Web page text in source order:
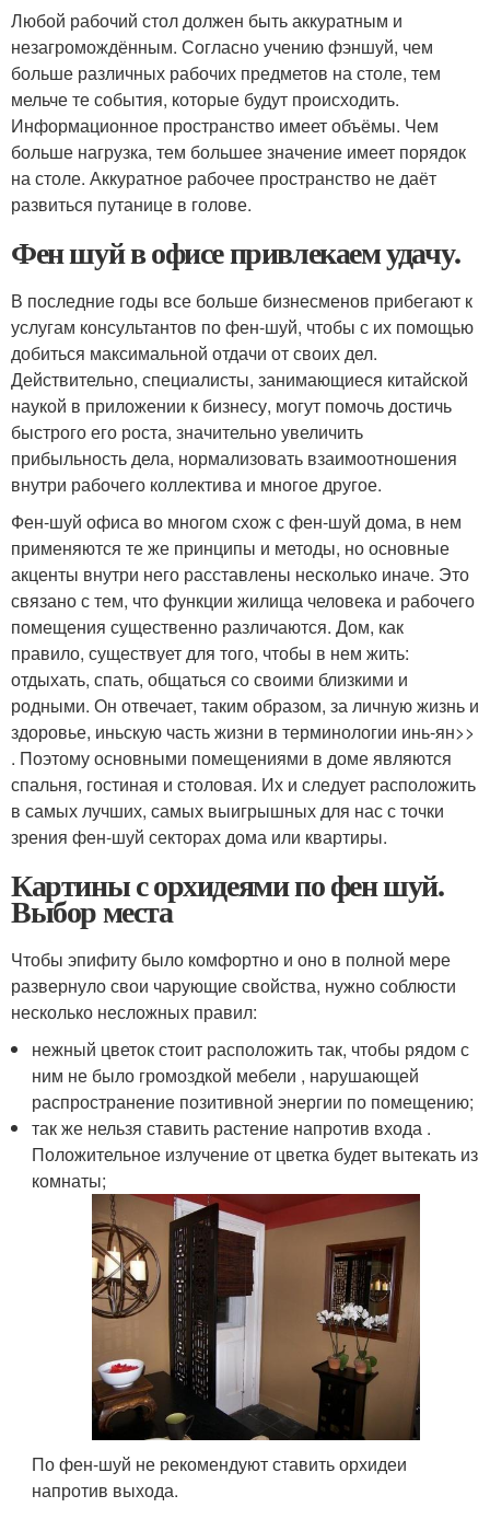
Любой рабочий стол должен быть аккуратным и
незагромождённым. Согласно учению фэншуй, чем
больше различных рабочих предметов на столе, тем
мельче те события, которые будут происходить.
Информационное пространство имеет объёмы. Чем
больше нагрузка, тем большее значение имеет порядок
на столе. Аккуратное рабочее пространство не даёт
развиться путанице в голове.
Фен шуй в офисе привлекаем удачу.
В последние годы все больше бизнесменов прибегают к
услугам консультантов по фен-шуй, чтобы с их помощью
добиться максимальной отдачи от своих дел.
Действительно, специалисты, занимающиеся китайской
наукой в приложении к бизнесу, могут помочь достичь
быстрого его роста, значительно увеличить
прибыльность дела, нормализовать взаимоотношения
внутри рабочего коллектива и многое другое.
Фен-шуй офиса во многом схож с фен-шуй дома, в нем
применяются те же принципы и методы, но основные
акценты внутри него расставлены несколько иначе. Это
связано с тем, что функции жилища человека и рабочего
помещения существенно различаются. Дом, как
правило, существует для того, чтобы в нем жить:
отдыхать, спать, общаться со своими близкими и
родными. Он отвечает, таким образом, за личную жизнь и
здоровье, иньскую часть жизни в терминологии инь-ян>>
. Поэтому основными помещениями в доме являются
спальня, гостиная и столовая. Их и следует расположить
в самых лучших, самых выигрышных для нас с точки
зрения фен-шуй секторах дома или квартиры.
Картины с орхидеями по фен шуй.
Выбор места
Чтобы эпифиту было комфортно и оно в полной мере
развернуло свои чарующие свойства, нужно соблюсти
несколько несложных правил:
нежный цветок стоит расположить так, чтобы рядом с
ним не было громоздкой мебели , нарушающей
распространение позитивной энергии по помещению;
так же нельзя ставить растение напротив входа .
Положительное излучение от цветка будет вытекать из
комнаты;
По фен-шуй не рекомендуют ставить орхидеи
напротив выхода.